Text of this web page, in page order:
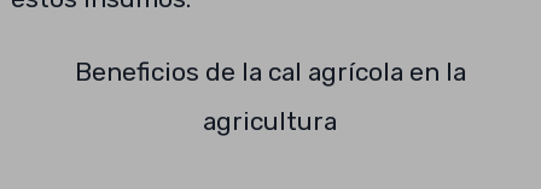
Beneficios de la cal agrícola en la
agricultura